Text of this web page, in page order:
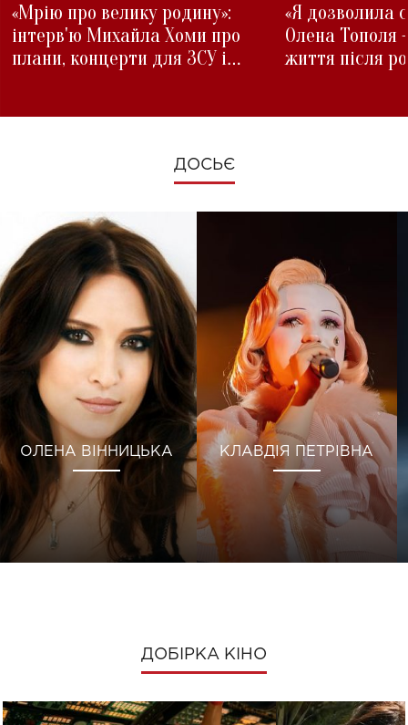
«Мрію про велику родину»:
інтерв'ю Михайла Хоми про
плани, концерти для ЗСУ і
«Я дозволила
Олена Тополя
життя після
ДОСЬЄ
ОЛЕНА ВІННИЦЬКА КЛАВДІЯ ПЕТРІВНА
ДОБІРКА КІНО